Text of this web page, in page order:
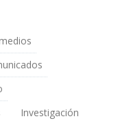
Investigación